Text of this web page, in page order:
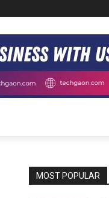
MOST POPULAR